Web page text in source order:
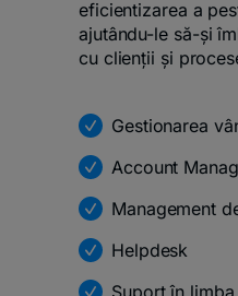
eficientizarea a
ajutându-le să-și
cu clienții și
Gestionarea
Account
Management
Helpdesk
Suport în